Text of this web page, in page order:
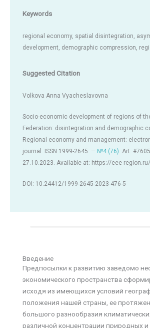
Keywords
regional economy, spatial disintegration,
development, demographic compression,
Suggested Citation
Volkova Anna Vyacheslavovna
Socio-economic development of regions of
Federation: disintegration and demographic
Regional economy and management:
journal. ISSN 1999-2645. — №4 (76). Art.
27.10.2023. Available at: https://eee-
DOI: 10.24412/1999-2645-2023-476-5
Введение
Предпосылки к развитию заведомо
экономического пространства
исходя из имеющихся условий
положения нашей страны, ее
большого разнообразия
различной концентрации природных